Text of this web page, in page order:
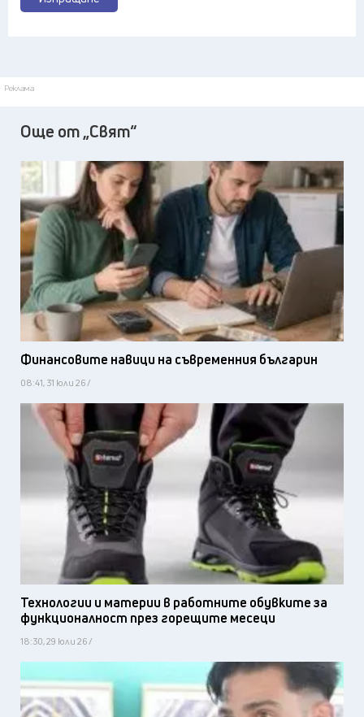
Реклама
Още от „Свят“
Финансовите навици на съвременния българин
08:41, 31 юли 26 /
Технологии и материи в работните обувките за
функционалност през горещите месеци
18:30, 29 юли 26 /